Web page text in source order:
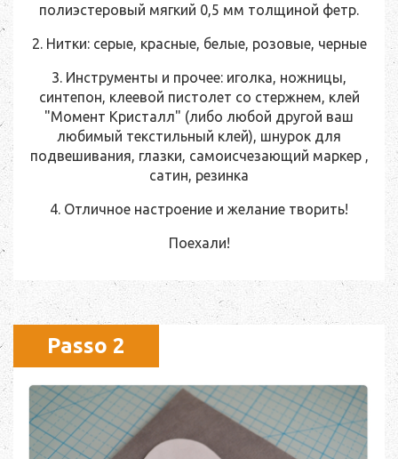
полиэстеровый мягкий 0,5 мм толщиной фетр.
2. Нитки: серые, красные, белые, розовые, черные
3. Инструменты и прочее: иголка, ножницы,
синтепон, клеевой пистолет со стержнем, клей
"Момент Кристалл" (либо любой другой ваш
любимый текстильный клей), шнурок для
подвешивания, глазки, самоисчезающий маркер ,
сатин, резинка
4. Отличное настроение и желание творить!
Поехали!
Passo 2